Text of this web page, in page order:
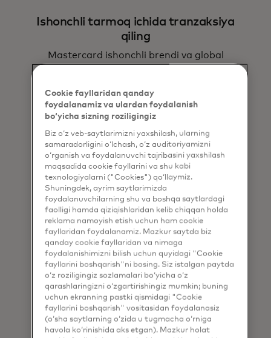
Ishonchli tarmoq ichida tranzaksiya
qiling
Mastercard ishonchli brendi va global
tarmogʻiga tayanadi.
Daromadni oshiring
Mijozlarni jalb qiladigan va ushlab turadigan
yuqori darajadagi foydalanuvchi tajribasini
taklif etadi.
Qamrovni kengaytiring
Cookie fayllaridan qanday
foydalanamiz va ulardan foydalanish
bo‘yicha sizning roziligingiz
Biz o‘z veb-saytlarimizni yaxshilash, ularning
samaradorligini o‘lchash, o‘z auditoriyamizni
o‘rganish va foydalanuvchi tajribasini yaxshilash
maqsadida cookie fayllarini va shu kabi
texnologiyalarni ("Cookies") qo‘llaymiz.
Shuningdek, ayrim saytlarimizda
foydalanuvchilarning shu va boshqa saytlardagi
faolligi hamda qiziqishlaridan kelib chiqqan holda
reklama namoyish etish uchun ham cookie
fayllaridan foydalanamiz. Mazkur saytda biz
qanday cookie fayllaridan va nimaga
foydalanishimizni bilish uchun quyidagi "Cookie
fayllarini boshqarish"ni bosing. Siz istalgan paytda
o‘z roziligingiz sozlamalari bo‘yicha o‘z
qarashlaringizni o‘zgartirishingiz mumkin; buning
uchun ekranning pastki qismidagi "Cookie
fayllarini boshqarish" vositasidan foydalanasiz
(o‘sha saytlarning o‘zida u tugmacha o‘rniga
havola ko‘rinishida aks etgan). Mazkur holat